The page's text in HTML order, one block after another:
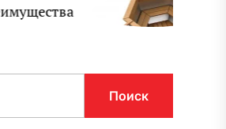
Чаны
Поиск